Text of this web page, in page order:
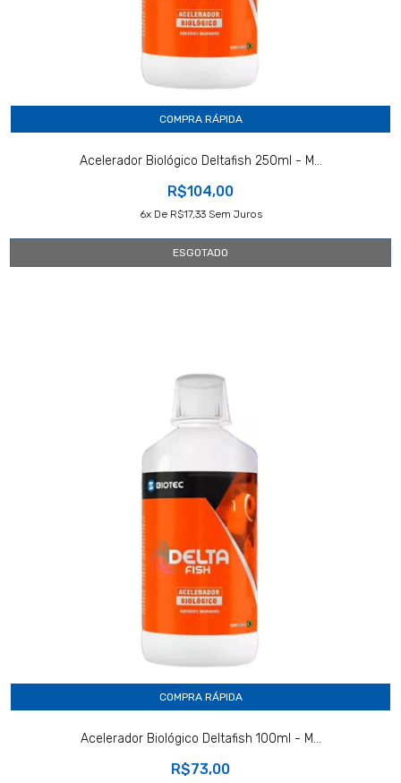
COMPRA RÁPIDA
Acelerador Biológico Deltafish 250ml - M...
R$104,00
6X De R$17,33Sem Juros
ESGOTADO
COMPRA RÁPIDA
Acelerador Biológico Deltafish 100ml - M...
R$73,00